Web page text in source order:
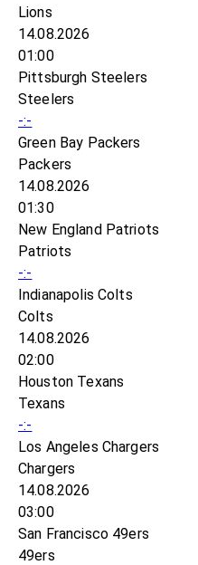
Lions
14.08.2026
01:00
Pittsburgh Steelers
Steelers
-:-
Green Bay Packers
Packers
14.08.2026
01:30
New England Patriots
Patriots
-:-
Indianapolis Colts
Colts
14.08.2026
02:00
Houston Texans
Texans
-:-
Los Angeles Chargers
Chargers
14.08.2026
03:00
San Francisco 49ers
49ers